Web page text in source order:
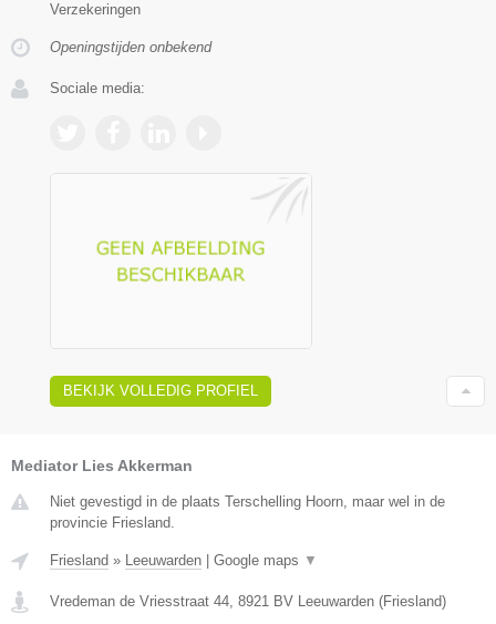
Verzekeringen
Openingstijden onbekend
Sociale media:
BEKIJK VOLLEDIG PROFIEL
Mediator Lies Akkerman
Niet gevestigd in de plaats Terschelling Hoorn, maar wel in de
provincie Friesland.
Friesland » Leeuwarden Google maps ▼
Vredeman de Vriesstraat 44 8921 BV Leeuwarden (Friesland)